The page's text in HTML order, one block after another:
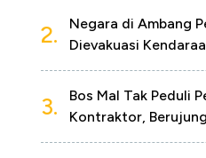
2.
Negara di Ambang
Dievakuasi
3.
Bos Mal Tak Peduli
Kontraktor,